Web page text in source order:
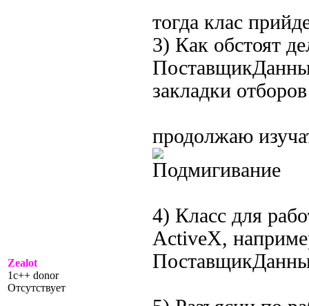
Zealot
1c++ donor
Отсутствует
тогда клас
3) Как обстоят
закладки отборов
продолжаю
4) Класс для
ActiveX,